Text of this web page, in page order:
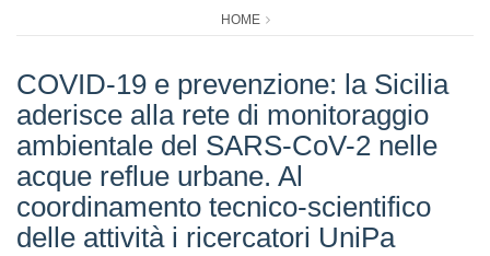
HOME
COVID-19 e prevenzione: la Sicilia
aderisce alla rete di monitoraggio
ambientale del SARS-CoV-2 nelle
acque reflue urbane. Al
coordinamento tecnico-scientifico
delle attività i ricercatori UniPa